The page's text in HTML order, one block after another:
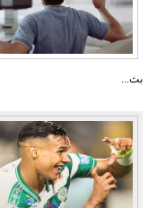
بث...